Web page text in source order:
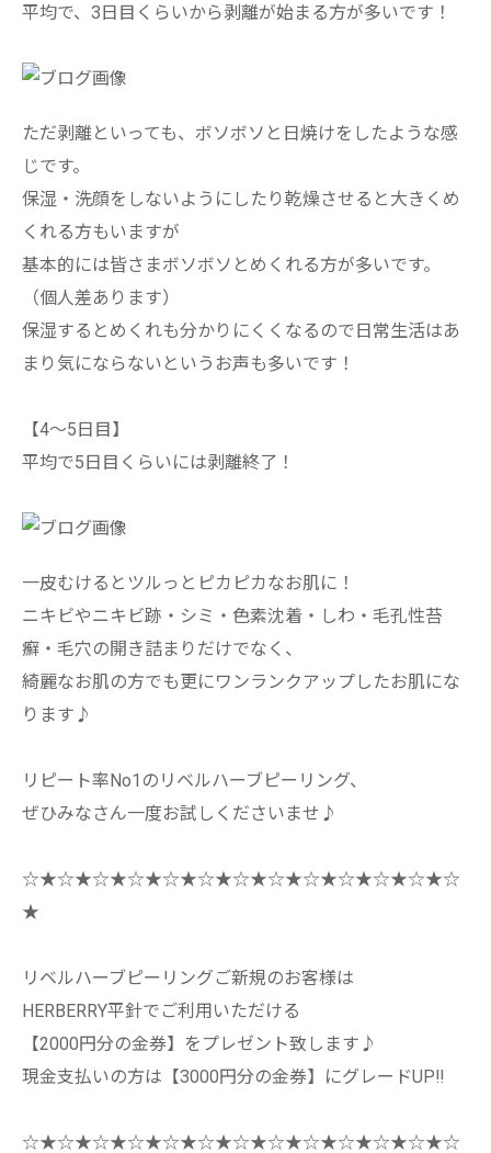
平均で、3日目くらいから剥離が始まる方が多いです！
ただ剥離といっても、ボソボソと日焼けをしたような感
じです。
保湿・洗顔をしないようにしたり乾燥させると大きくめ
くれる方もいますが
基本的には皆さまボソボソとめくれる方が多いです。
（個人差あります）
保湿するとめくれも分かりにくくなるので日常生活はあ
まり気にならないというお声も多いです！
【4～5日目】
平均で5日目くらいには剥離終了！
一皮むけるとツルっとピカピカなお肌に！
ニキビやニキビ跡・シミ・色素沈着・しわ・毛孔性苔
癬・毛穴の開き詰まりだけでなく、
綺麗なお肌の方でも更にワンランクアップしたお肌にな
ります♪
リピート率No1のリベルハーブピーリング、
ぜひみなさん一度お試しくださいませ♪
☆★☆★☆★☆★☆★☆★☆★☆★☆★☆★☆★☆★☆
★
リベルハーブピーリングご新規のお客様は
HERBERRY平針でご利用いただける
【2000円分の金券】をプレゼント致します♪
現金支払いの方は【3000円分の金券】にグレードUP!!
☆★☆★☆★☆★☆★☆★☆★☆★☆★☆★☆★☆★☆